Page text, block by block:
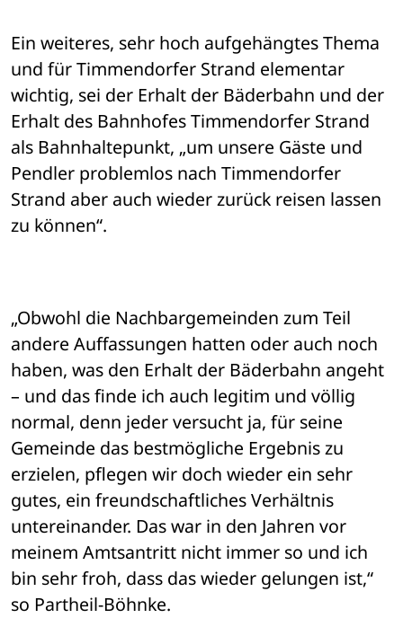
Ein weiteres, sehr hoch aufgehängtes Thema
und für Timmendorfer Strand elementar
wichtig, sei der Erhalt der Bäderbahn und der
Erhalt des Bahnhofes Timmendorfer Strand
als Bahnhaltepunkt, „um unsere Gäste und
Pendler problemlos nach Timmendorfer
Strand aber auch wieder zurück reisen lassen
zu können“.
„Obwohl die Nachbargemeinden zum Teil
andere Auffassungen hatten oder auch noch
haben, was den Erhalt der Bäderbahn angeht
– und das finde ich auch legitim und völlig
normal, denn jeder versucht ja, für seine
Gemeinde das bestmögliche Ergebnis zu
erzielen, pflegen wir doch wieder ein sehr
gutes, ein freundschaftliches Verhältnis
untereinander. Das war in den Jahren vor
meinem Amtsantritt nicht immer so und ich
bin sehr froh, dass das wieder gelungen ist,“
so Partheil-Böhnke.